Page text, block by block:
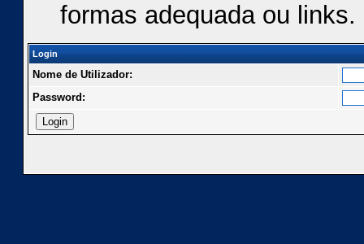
formas adequada ou links.
Login
Nome de Utilizador:
Password: